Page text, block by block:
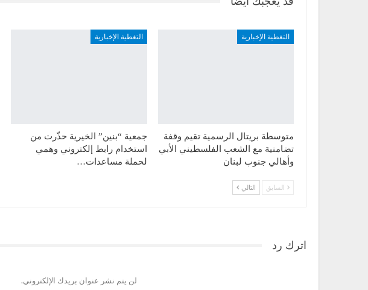
التغطية الإخبارية
متوسطة بريتال الرسمية تقيم وقفة
تضامنية مع الشعب الفلسطيني الأبي
وأهالي جنوب لبنان
التغطية الإخبارية
جمعية “بنين” الخيرية حذّرت من
استخدام رابط إلكتروني وهمي
لحملة مساعدات…
السابق التالي
اترك رد
لن يتم نشر عنوان بريدك الإلكتروني.